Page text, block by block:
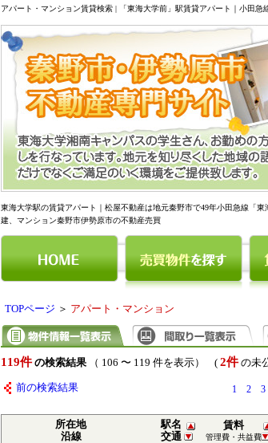
アパート・マンション賃貸検索 | 「東海大学前」駅賃貸アパート｜小田
東海大学駅の賃貸アパート｜松屋不動産は地元秦野市で49年小田急線「
建、マンション秦野市伊勢原市の不動産売買
TOPページ ＞ アパート・マンション
119件 の検索結果（ 106 〜 119 件を表示） ( 2件の未
前の検索結果 1 2 3
所在地
沿線
駅名
交通
賃料
管理費・共益費